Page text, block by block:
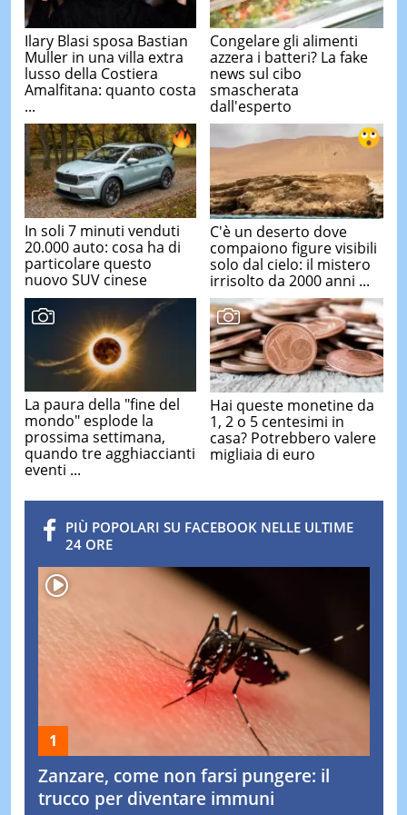
Ilary Blasi sposa Bastian
Muller in una villa extra
lusso della Costiera
Amalfitana: quanto costa
...
Congelare gli alimenti
azzera i batteri? La fake
news sul cibo
smascherata
dall'esperto
In soli 7 minuti venduti
20.000 auto: cosa ha di
particolare questo
nuovo SUV cinese
C'è un deserto dove
compaiono figure visibili
solo dal cielo: il mistero
irrisolto da 2000 anni ...
La paura della "fine del
mondo" esplode la
prossima settimana,
quando tre agghiaccianti
eventi ...
Hai queste monetine da
1, 2 o 5 centesimi in
casa? Potrebbero valere
migliaia di euro
PIÙ POPOLARI SU FACEBOOK NELLE ULTIME
24 ORE
Zanzare, come non farsi pungere: il
trucco per diventare immuni